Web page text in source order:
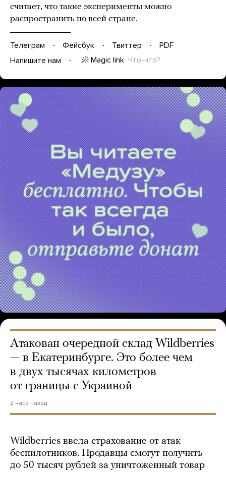
считает, что такие эксперименты можно
распространить по всей стране.
Телеграм Фейсбук Твиттер
PDF
Напишите нам
Magic link Что-что?
Атакован очередной склад Wildberries
— в Екатеринбурге. Это более чем
в двух тысячах километров
от границы с Украиной
2 часа назад
Wildberries ввела страхование от атак
беспилотников. Продавцы смогут получить
до 50 тысяч рублей за уничтоженный товар